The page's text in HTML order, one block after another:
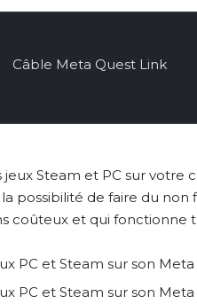
Câble Meta Quest Link
jeux Steam et PC sur votre
la possibilité de faire du
coûteux et qui fonctionne
PC et Steam sur son
PC et Steam sur son